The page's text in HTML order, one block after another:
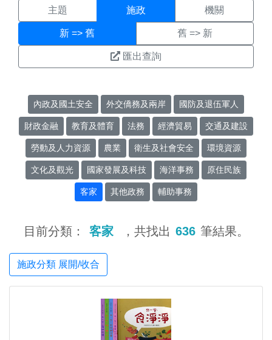
主題 施政 機關
新 => 舊 舊 => 新
匯出查詢
內政及國土安全 外交僑務及兩岸 國防及退伍軍人
財政金融 教育及體育 法務 經濟貿易 交通及建設
勞動及人力資源 農業 衛生及社會安全 環境資源
文化及觀光 國家發展及科技 海洋事務 原住民族
客家 其他政務 輔助事務
目前分類： 客家 ，共找出 636 筆結果。
施政分類 展開/收合